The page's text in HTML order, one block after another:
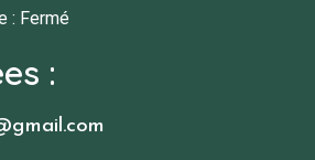
: Fermé
: